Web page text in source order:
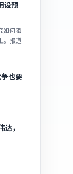
设预
如何阻
。报道
也要
，